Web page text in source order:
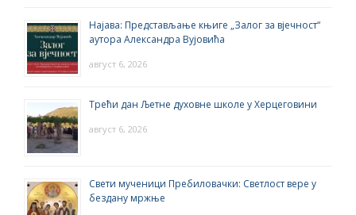
Најава: Представљање књиге „Залог за вјечност“
аутора Александра Вујовића
август 6, 2026
Трећи дан Љетне духовне школе у Херцеговини
август 6, 2026
Свети мученици Пребиловачки: Светлост вере у
бездану мржње